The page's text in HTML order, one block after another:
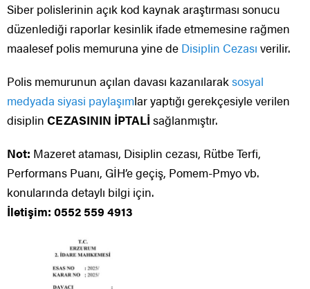
Siber polislerinin açık kod kaynak araştırması sonucu
düzenlediği raporlar kesinlik ifade etmemesine rağmen
maalesef polis memuruna yine de Disiplin Cezası verilir.
Polis memurunun açılan davası kazanılaraksosyal
medyada siyasi paylaşımlar yaptığı gerekçesiyle verilen
disiplin CEZASININ İPTALİ sağlanmıştır.
Not: Mazeret ataması, Disiplin cezası, Rütbe Terfi,
Performans Puanı, GİH’e geçiş, Pomem-Pmyo vb.
konularında detaylı bilgi için.
İletişim: 0552 559 4913